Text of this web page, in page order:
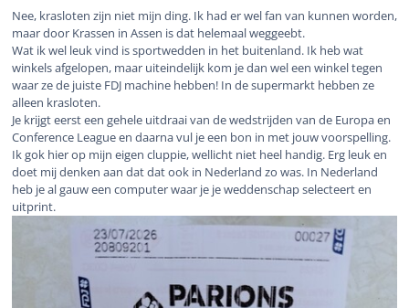
Nee, krasloten zijn niet mijn ding. Ik had er wel fan van kunnen worden,
maar door Krassen in Assen is dat helemaal weggeebt.
Wat ik wel leuk vind is sportwedden in het buitenland. Ik heb wat
winkels afgelopen, maar uiteindelijk kom je dan wel een winkel tegen
waar ze de juiste FDJ machine hebben! In de supermarkt hebben ze
alleen krasloten.
Je krijgt eerst een gehele uitdraai van de wedstrijden van de Europa en
Conference League en daarna vul je een bon in met jouw voorspelling.
Ik gok hier op mijn eigen cluppie, wellicht niet heel handig. Erg leuk en
doet mij denken aan dat dat ook in Nederland zo was. In Nederland
heb je al gauw een computer waar je je weddenschap selecteert en
uitprint.